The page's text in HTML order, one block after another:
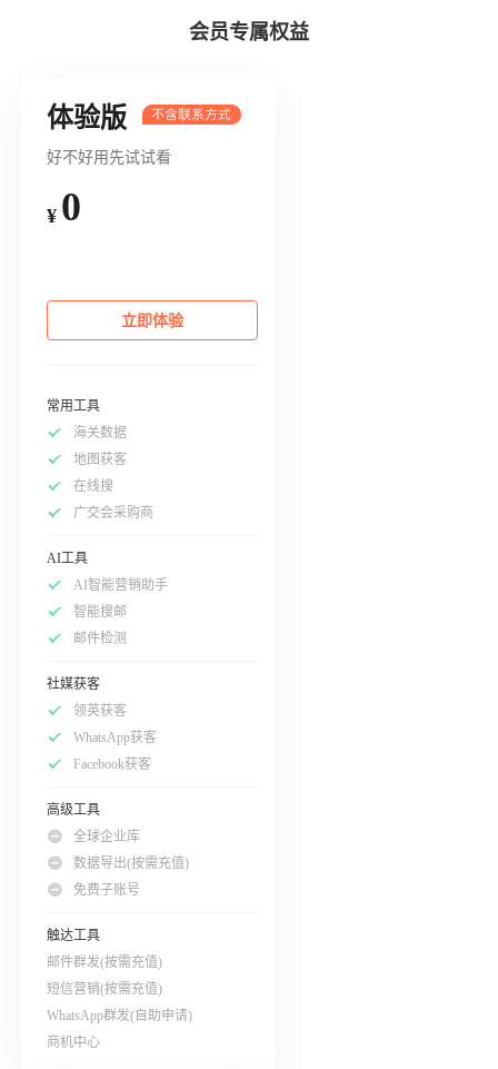
会员专属权益
体验版
好不好用先试试看
¥ 0
立即体验
常用工具
海关数据
地图获客
在线搜
广交会采购商
AI工具
AI智能营销助手
智能搜邮
邮件检测
社媒获客
领英获客
WhatsApp获客
Facebook获客
高级工具
全球企业库
数据导出(按需充值)
免费子账号
触达工具
邮件群发(按需充值)
短信营销(按需充值)
WhatsApp群发(自助申请)
商机中心